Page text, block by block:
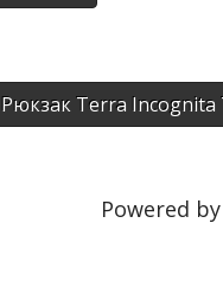
Рюкзак Terra
Powered